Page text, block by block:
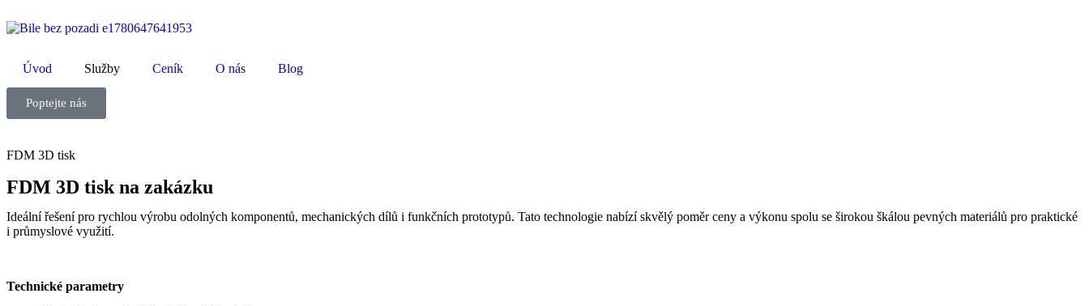
Úvod Služby Ceník O nás Blog
Poptejte nás
FDM 3D tisk
FDM 3D tisk na zakázku
Ideální řešení pro rychlou výrobu odolných komponentů, mechanických dílů i funkčních prototypů. Tato technologie nabízí skvělý poměr ceny a výkonu spolu se širokou škálou pevných materiálů pro praktické
i průmyslové využití.
Technické parametry